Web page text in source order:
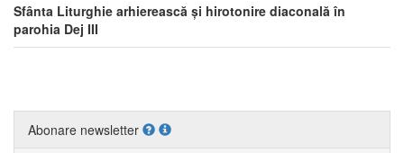
Sfânta Liturghie arhierească și hirotonire diaconală în
parohia Dej III
Abonare newsletter